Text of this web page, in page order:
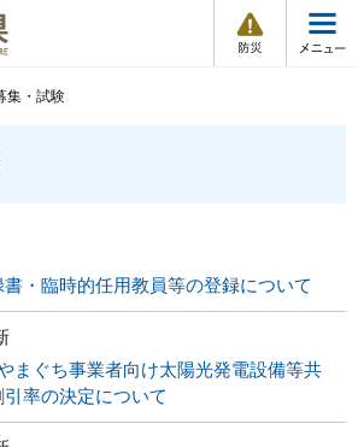
メ
集・試験
・臨時的任用教員等の登録について
まぐち事業者向け太陽光発電設備等共
率の決定について